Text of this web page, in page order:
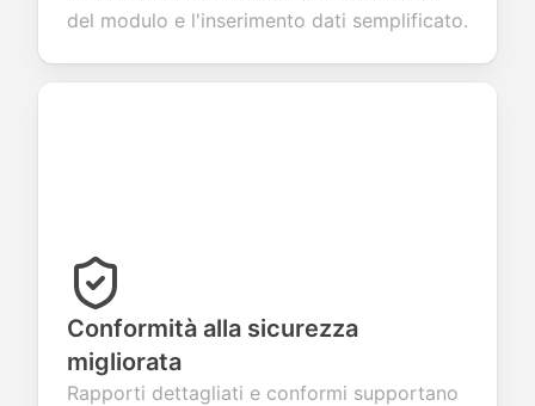
del modulo e l'inserimento dati semplificato.
Conformità alla sicurezza
migliorata
Rapporti dettagliati e conformi supportano